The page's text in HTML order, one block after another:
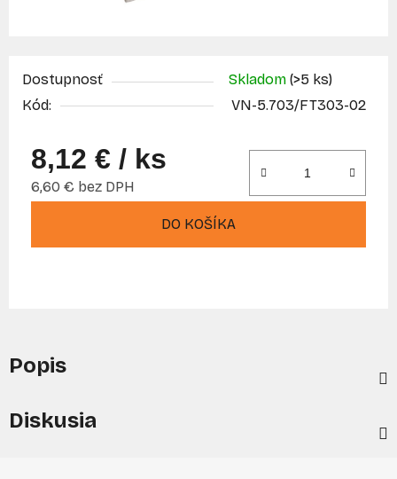
Dostupnosť Skladom (>5 ks)
Kód:
VN-5.703/FT303-02
8,12 € / ks
6,60 € bez DPH
DO KOŠÍKA
Popis
Diskusia